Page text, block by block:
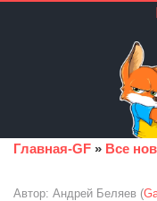
Главная-GF » Все
Автор: Андрей Беляев (